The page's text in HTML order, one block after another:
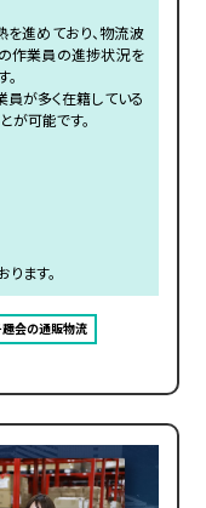
進めており、物流波
作業員の進捗状況を
員が多く在籍している
が可能です。
ます。
趣会の通販物流